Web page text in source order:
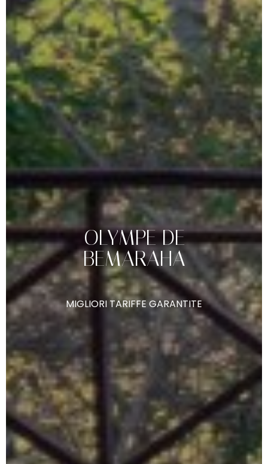
OLYMPE DE
BEMARAHA
MIGLIORI TARIFFEGARANTITE